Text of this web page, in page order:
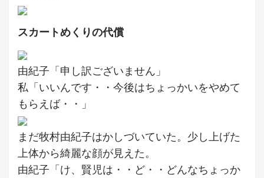
スカートめくりの代償
由紀子「申し訳ございません」
私「いいんです・・今後はちょっかいをやめて
もらえば・・」
まだ牧村由紀子はかしづいていた。少し上げた
上体から綺麗な顔が見えた。
由紀子「け、賢児は・・ど・・どんなちょっか